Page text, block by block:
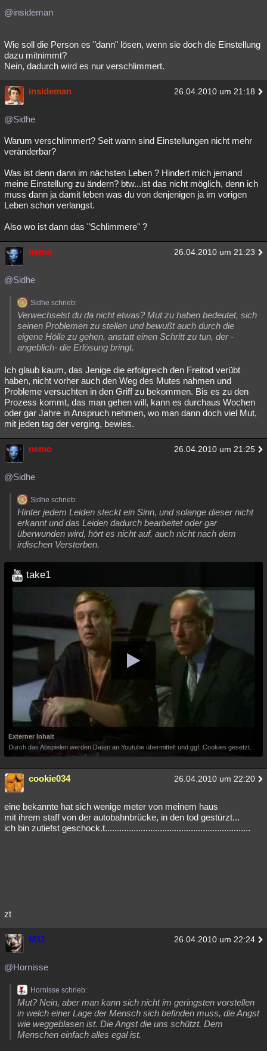
@insideman
Wie soll die Person es "dann" lösen, wenn sie doch die Einstellung
dazu mitnimmt?
Nein, dadurch wird es nur verschlimmert.
insideman 26.04.2010 um 21:18
@Sidhe
Warum verschlimmert? Seit wann sind Einstellungen nicht mehr
veränderbar?
Was ist denn dann im nächsten Leben ? Hindert mich jemand
meine Einstellung zu ändern? btw...ist das nicht möglich, denn ich
muss dann ja damit leben was du von denjenigen ja im vorigen
Leben schon verlangst.
Also wo ist dann das "Schlimmere" ?
nemo 26.04.2010 um 21:23
@Sidhe
Sidhe schrieb:
Verwechselst du da nicht etwas? Mut zu haben bedeutet, sich
seinen Problemen zu stellen und bewußt auch durch die
eigene Hölle zu gehen, anstatt einen Schritt zu tun, der -
angeblich- die Erlösung bringt.
Ich glaub kaum, das Jenige die erfolgreich den Freitod verübt
haben, nicht vorher auch den Weg des Mutes nahmen und
Probleme versuchten in den Griff zu bekommen. Bis es zu den
Prozess kommt, das man gehen will, kann es durchaus Wochen
oder gar Jahre in Anspruch nehmen, wo man dann doch viel Mut,
mit jeden tag der verging, bewies.
nemo 26.04.2010 um 21:25
@Sidhe
Sidhe schrieb:
Hinter jedem Leiden steckt ein Sinn, und solange dieser nicht
erkannt und das Leiden dadurch bearbeitet oder gar
überwunden wird, hört es nicht auf, auch nicht nach dem
irdischen Versterben.
take1
Externer Inhalt
Durch das Abspielen werden Daten an Youtube übermittelt und ggf. Cookies gesetzt.
cookie034 26.04.2010 um 22:20
eine bekannte hat sich wenige meter von meinem haus
mit ihrem staff von der autobahnbrücke, in den tod gestürzt...
ich bin zutiefst geschock.t.............................................................
zt
M11 26.04.2010 um 22:24
@Hornisse
Hornisse schrieb:
Mut? Nein, aber man kann sich nicht im geringsten vorstellen
in welch einer Lage der Mensch sich befinden muss, die Angst
wie weggeblasen ist. Die Angst die uns schützt. Dem
Menschen einfach alles egal ist.